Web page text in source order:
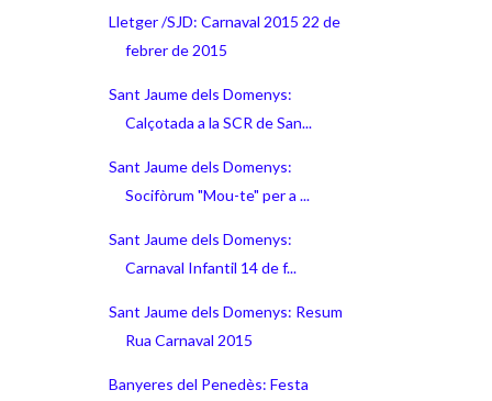
Lletger /SJD: Carnaval 2015 22 de
febrer de 2015
Sant Jaume dels Domenys:
Calçotada a la SCR de San...
Sant Jaume dels Domenys:
Socifòrum "Mou-te" per a ...
Sant Jaume dels Domenys:
Carnaval Infantil 14 de f...
Sant Jaume dels Domenys: Resum
Rua Carnaval 2015
Banyeres del Penedès: Festa